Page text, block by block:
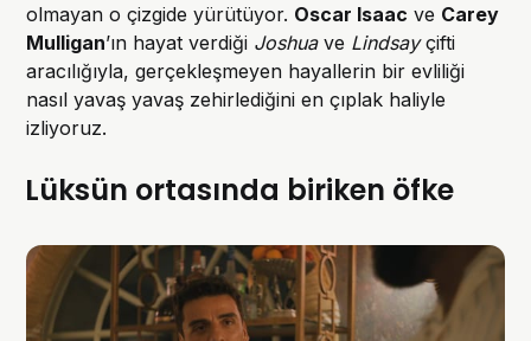
olmayan o çizgide yürütüyor. Oscar Isaac ve Carey
Mulligan’ın hayat verdiği Joshuave Lindsayçifti
aracılığıyla, gerçekleşmeyen hayallerin bir evliliği
nasıl yavaş yavaş zehirlediğini en çıplak haliyle
izliyoruz.
Lüksün ortasında biriken öfke